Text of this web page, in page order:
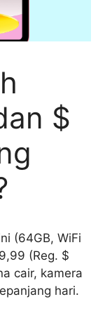
$
(64GB, WiFi
(Reg. $
cair, kamera
hari.